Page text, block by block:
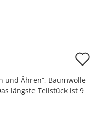
und Ähren“, Baumwolle
längste Teilstück ist 9